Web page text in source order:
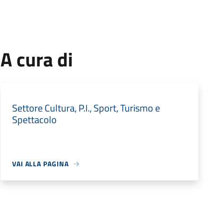
A cura di
Settore Cultura, P.I., Sport, Turismo e
Spettacolo
VAI ALLA PAGINA